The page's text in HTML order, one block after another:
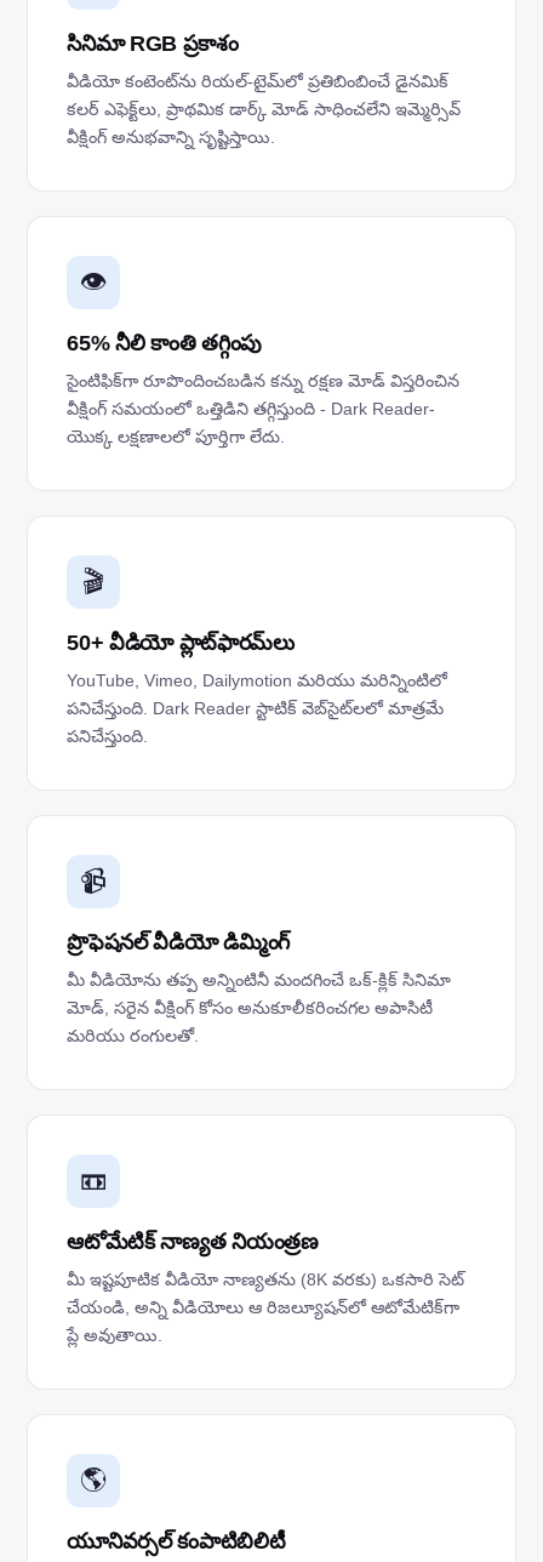
సినిమా RGB ప్రకాశం
వీడియో కంటెంట్‌ను రియల్-టైమ్‌లో ప్రతిబింబించే డైనమిక్
కలర్ ఎఫెక్ట్‌లు, ప్రాథమిక డార్క్ మోడ్ సాధించలేని ఇమ్మెర్సివ్
వీక్షింగ్ అనుభవాన్ని సృష్టిస్తాయి.
👁️
65% నీలి కాంతి తగ్గింపు
సైంటిఫిక్‌గా రూపొందించబడిన కన్ను రక్షణ మోడ్ విస్తరించిన
వీక్షింగ్ సమయంలో ఒత్తిడిని తగ్గిస్తుంది - Dark Reader-
యొక్క లక్షణాలలో పూర్తిగా లేదు.
🎬
50+ వీడియో ప్లాట్‌ఫారమ్‌లు
YouTube, Vimeo, Dailymotion మరియు మరిన్నింటిలో
పనిచేస్తుంది. Dark Reader స్టాటిక్ వెబ్‌సైట్‌లలో మాత్రమే
పనిచేస్తుంది.
📹
ప్రొఫెషనల్ వీడియో డిమ్మింగ్
మీ వీడియోను తప్ప అన్నింటినీ మందగించే ఒక్-క్లిక్ సినిమా
మోడ్, సరైన వీక్షింగ్ కోసం అనుకూలీకరించగల అపాసిటీ
మరియు రంగులతో.
📼
ఆటోమేటిక్ నాణ్యత నియంత్రణ
మీ ఇష్టపూటిక వీడియో నాణ్యతను (8K వరకు) ఒకసారి సెట్
చేయండి, అన్ని వీడియోలు ఆ రిజల్యూషన్‌లో ఆటోమేటిక్‌గా
ప్లే అవుతాయి.
🌎
యూనివర్సల్ కంపాటిబిలిటీ